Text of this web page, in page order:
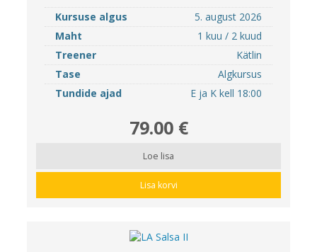
Kursuse algus
5. august 2026
Maht
1 kuu / 2 kuud
Treener
Kätlin
Tase
Algkursus
Tundide ajad
E ja K kell 18:00
79.00 €
Loe lisa
Lisa korvi